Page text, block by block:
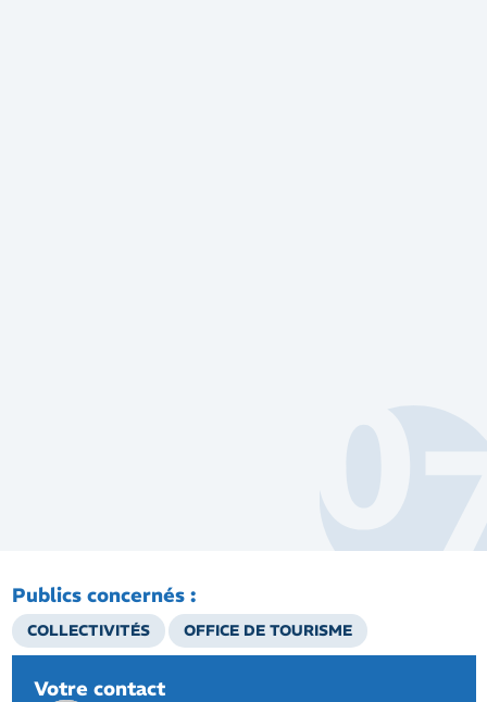
Publics concernés :
COLLECTIVITÉS OFFICE DE TOURISME
Votre contact